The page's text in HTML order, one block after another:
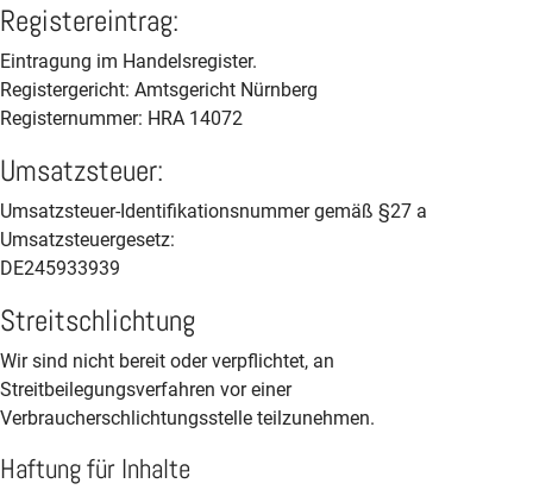
Registereintrag:
Eintragung im Handelsregister.
Registergericht: Amtsgericht Nürnberg
Registernummer: HRA 14072
Umsatzsteuer:
Umsatzsteuer-Identifikationsnummer gemäß §27 a
Umsatzsteuergesetz:
DE245933939
Streitschlichtung
Wir sind nicht bereit oder verpflichtet, an
Streitbeilegungsverfahren vor einer
Verbraucherschlichtungsstelle teilzunehmen.
Haftung für Inhalte